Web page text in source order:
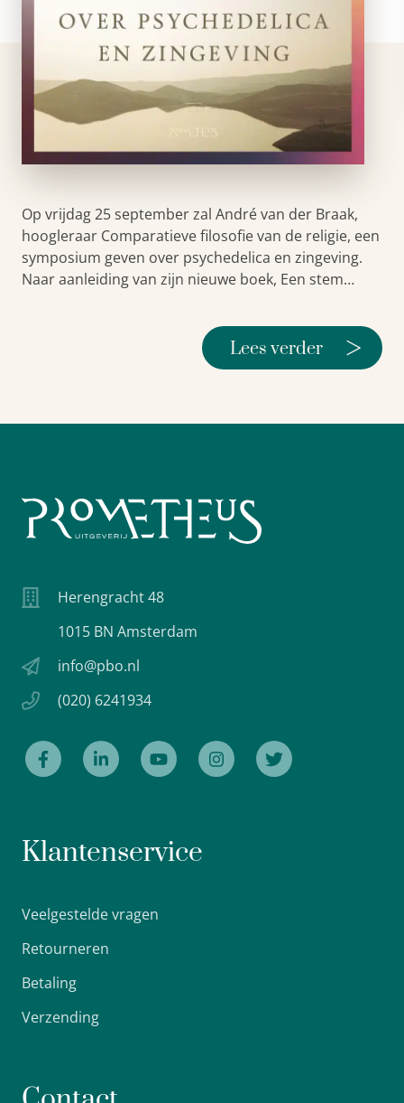
Op vrijdag 25 september zal André van der Braak,
hoogleraar Comparatieve filosofie van de religie, een
symposium geven over psychedelica en zingeving.
Naar aanleiding van zijn nieuwe boek, Een stem…
Lees verder >
Herengracht 48
1015 BN Amsterdam
info@pbo.nl
(020) 6241934
Klantenservice
Veelgestelde vragen
Retourneren
Betaling
Verzending